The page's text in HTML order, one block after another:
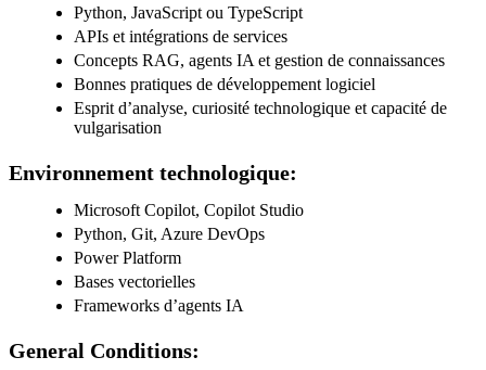
Python, JavaScript ou TypeScript
APIs et intégrations de services
Concepts RAG, agents IA et gestion de connaissances
Bonnes pratiques de développement logiciel
Esprit d’analyse, curiosité technologique et capacité de
vulgarisation
Environnement technologique:
Microsoft Copilot, Copilot Studio
Python, Git, Azure DevOps
Power Platform
Bases vectorielles
Frameworks d’agents IA
General Conditions: